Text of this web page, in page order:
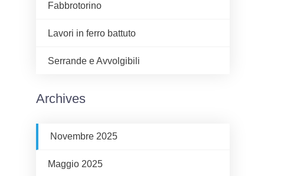
Fabbrotorino
Lavori in ferro battuto
Serrande e Avvolgibili
Archives
Novembre 2025
Maggio 2025